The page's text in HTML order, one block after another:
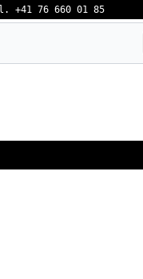
+41 76 660 01 85